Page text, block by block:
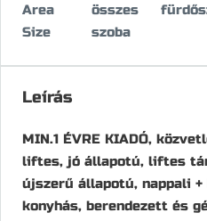
Area
Size
összes
szoba
Leírás
MIN.1 ÉVRE KIADÓ,
liftes, jó állapotú, liftes
újszerű állapotú, nappali +
konyhás, berendezett és